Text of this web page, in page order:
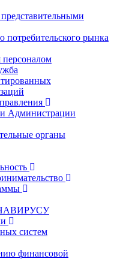
потребительского рынка
персоналом
Администрации
органы
систем
финансовой